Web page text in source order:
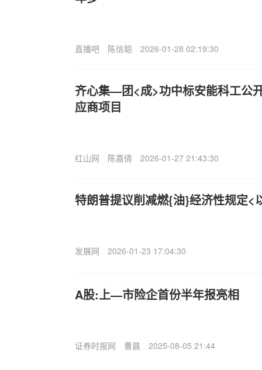
直播吧 陈信聪 2026-01-28 02:19:30
齐心集—团<成>功中标安能科工公
应商项目
红山网 陈嘉倩 2026-01-27 21:43:30
特朗普提议削减燃{油}经济性规定<
发展网 2026-01-23 17:04:30
A股:上—市险企首份半年报亮相
证券时报网 曹晨 2025-08-05 21:44